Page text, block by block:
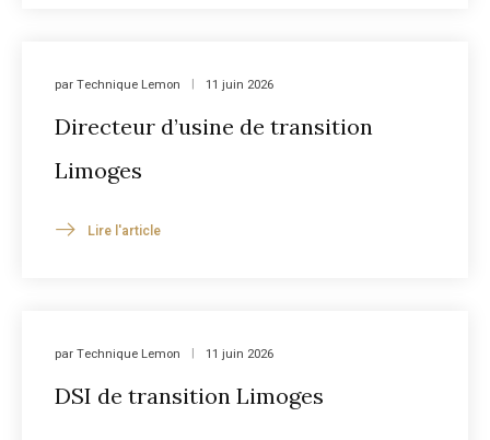
parTechnique Lemon 11 juin 2026
Directeur d’usine de transition
Limoges
Lire l'article
parTechnique Lemon 11 juin 2026
DSI de transition Limoges